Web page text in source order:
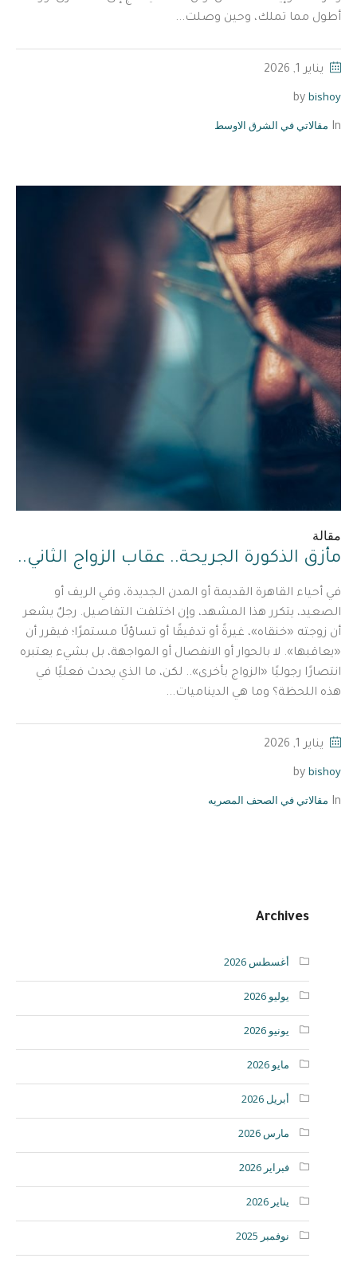
أطول مما تملك، وحين وصلت...
يناير 1, 2026
by bishoy
In مقالاتي في الشرق الاوسط
مقالة
مأزق الذكورة الجريحة.. عقاب الزواج الثاني..
في أحياء القاهرة القديمة أو المدن الجديدة، وفي الريف أو
الصعيد، يتكرر هذا المشهد، وإن اختلفت التفاصيل. رجلٌ يشعر
أن زوجته «خنقاه»، غيرةً أو تدقيقًا أو تساؤلًا مستمرًا؛ فيقرر أن
«يعاقبها». لا بالحوار أو الانفصال أو المواجهة، بل بشيء يعتبره
انتصارًا رجوليًا «الزواج بأخرى».. لكن، ما الذي يحدث فعليًا في
هذه اللحظة؟ وما هي الديناميات...
يناير 1, 2026
by bishoy
In مقالاتي في الصحف المصريه
Archives
أغسطس 2026
يوليو 2026
يونيو 2026
مايو 2026
أبريل 2026
مارس 2026
فبراير 2026
يناير 2026
نوفمبر 2025